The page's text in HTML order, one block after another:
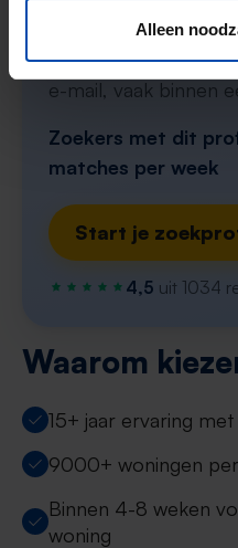
Alleen
Stel in één minuut je
elke nieuwe match
e-mail, vaak binnen
Zoekers met dit
matches per week
Start je
4,5 uit 1034
Waarom
15+ jaar ervaring
9000+ woningen
Binnen 4-8 weken
woning